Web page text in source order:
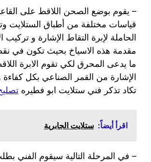
– يقوم بوضع الصحن اللاقط على
قياسات مختلفة من أطباق الستلايت
الحاملة لإبرة التقاط الإشارة و تركيب
مقدمة هذه الاسياخ بحيث تكون في
ما يدعى المحرق لكي تقوم الابرة
الإشارة من القمر الصناعي بكل كفاءة
تكاد تذكر فني ستلايت ابو فطيره
اقرأ أيضاً: ستلايت الجابرية
– في المرحلة التالية سيقوم الفني